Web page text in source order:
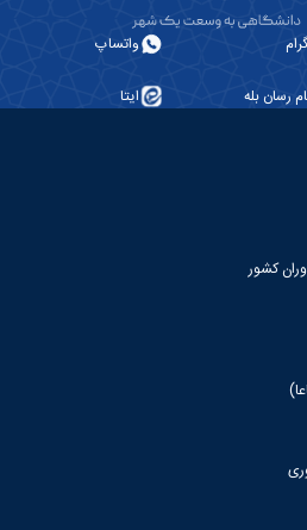
واتساپ
رسان بله ایتا
کشور